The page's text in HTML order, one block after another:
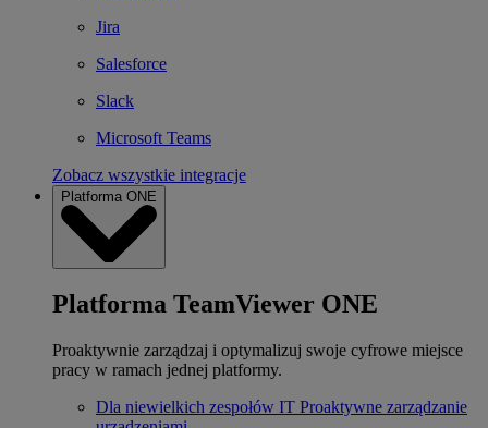
Jira
Salesforce
Slack
Microsoft Teams
Zobacz wszystkie integracje
Platforma ONE
Platforma TeamViewer ONE
Proaktywnie zarządzaj i optymalizuj swoje cyfrowe miejsce
pracy w ramach jednej platformy.
Dla niewielkich zespołów IT Proaktywne zarządzanie